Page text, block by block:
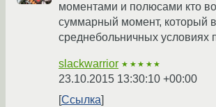
моментами и полюсами кто во
суммарный момент, который в
среднебольничных условиях
slackwarrior ★★★★★
23.10.2015 13:30:10 +00:00
Ссылка